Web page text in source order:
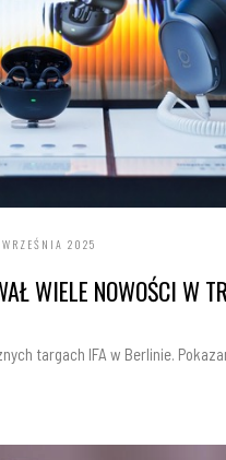
2025
WIELE NOWOŚCI W
targach IFA w Berlinie.